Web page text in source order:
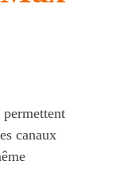
canaux